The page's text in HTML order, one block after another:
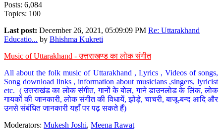
Posts: 6,084
Topics: 100
Last post: December 26, 2021, 05:09:09 PM Re: Uttarakhand
Educatio... by Bhishma Kukreti
Music of Uttarakhand - उत्तराखण्ड का लोक संगीत
All about the folk music of Uttarakhand , Lyrics , Videos of songs,
Song download links , information about musicians ,singers, lyricist
etc. ( उत्तराखंड का लोक संगीत, गानों के बोल, गाने डाउनलोड के लिंक, लोक
गायकों की जानकारी, लोक संगीत की विधायें, झोड़े, चाचरी, बाजू-बन्द आदि और
उनसे संबंधित जानकारी यहाँ पर पढ़ सकते हैं)
Moderators: Mukesh Joshi, Meena Rawat